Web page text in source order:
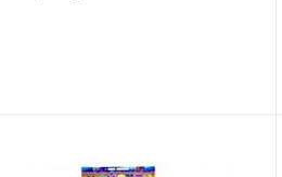
В избранное